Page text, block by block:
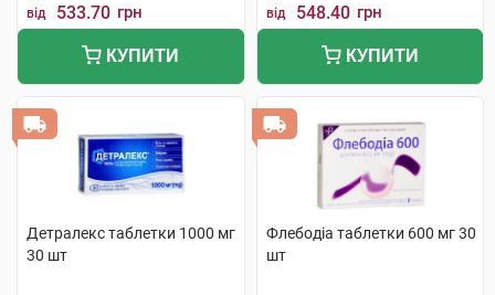
від 533.70 грн
КУПИТИ
від 548.40 грн
КУПИТИ
Детралекс таблетки 1000 мг
30 шт
Флебодіа таблетки 600 мг 30
шт